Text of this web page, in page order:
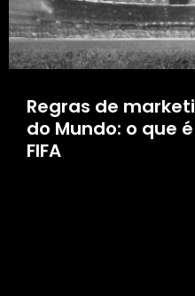
Regras de
do Mundo: o que
FIFA